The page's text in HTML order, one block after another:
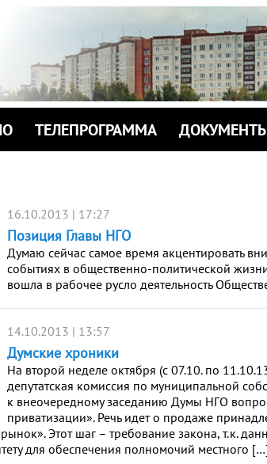
ТЕЛЕПРОГРАММА
16.10.2013 | 17:27
Позиция Главы НГО
Думаю сейчас самое время акцентировать
событиях в общественно-политической
вошла в рабочее русло деятельность
14.10.2013 | 13:57
Думские хроники
На второй неделе октября (с 07.10. по
депутатская комиссия по муниципальной
к внеочередному заседанию Думы НГО
приватизации». Речь идет о продаже
Этот шаг – требование закона, т.к.
для обеспечения полномочий местного